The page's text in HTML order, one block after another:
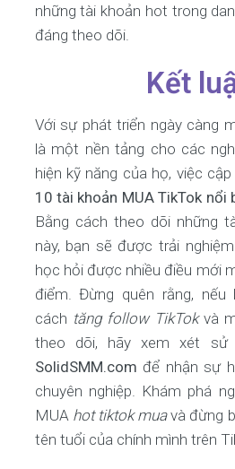
những tài khoản hot trong
đáng theo dõi.
Kết
Với sự phát triển ngày càng
là một nền tảng cho các
hiện kỹ năng của họ, việc
10 tài khoản MUA TikTok nổi
Bằng cách theo dõi những
này, bạn sẽ được trải
học hỏi được nhiều điều mới
điểm. Đừng quên rằng,
cách tăng follow TikTokvà
theo dõi, hãy xem xét sử
SolidSMM.com để nhận sự
chuyên nghiệp. Khám phá
MUA hot tiktok muavà đừng
tên tuổi của chính mình trên